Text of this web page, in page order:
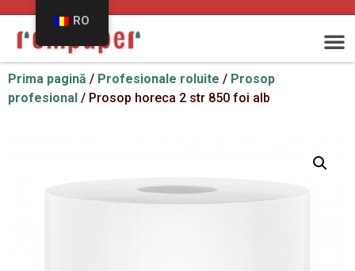
Prima pagină / Profesionale roluite / Prosop
profesional / Prosop horeca 2 str 850 foi alb
RO